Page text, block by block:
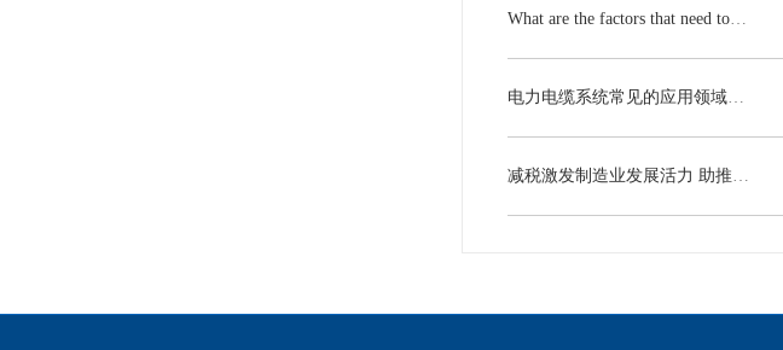
What are the factors that need to be consulted in choosing power cables?
电力电缆系统常见的应用领域有哪些？
减税激发制造业发展活力 助推线缆行业高质量发展